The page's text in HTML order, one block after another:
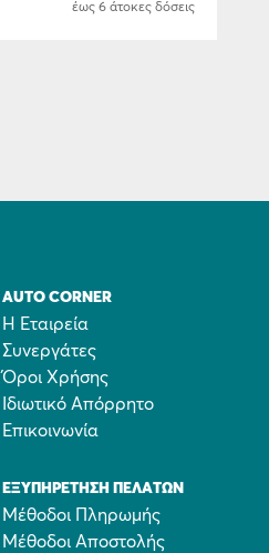
έως 6 άτοκες δόσεις
AUTO CORNER
Η Εταιρεία
Συνεργάτες
Όροι Χρήσης
Ιδιωτικό Απόρρητο
Επικοινωνία
ΕΞΥΠΗΡΈΤΗΣΗ ΠΕΛΑΤΏΝ
Μέθοδοι Πληρωμής
Μέθοδοι Αποστολής